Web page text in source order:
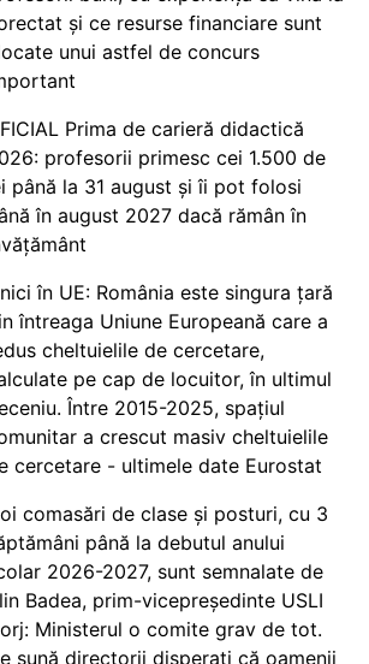
și ce resurse financiare sunt
unui astfel de concurs
Prima de carieră didactică
profesorii primesc cei 1.500 de
până la 31 august și îi pot folosi
în august 2027 dacă rămân în
în UE: România este singura țară
întreaga Uniune Europeană care a
cheltuielile de cercetare,
pe cap de locuitor, în ultimul
Între 2015-2025, spațiul
a crescut masiv cheltuielile
cercetare - ultimele date Eurostat
comasări de clase și posturi, cu 3
până la debutul anului
2026-2027, sunt semnalate de
Badea, prim-vicepreședinte USLI
Ministerul o comite grav de tot.
sună directorii disperați că oamenii